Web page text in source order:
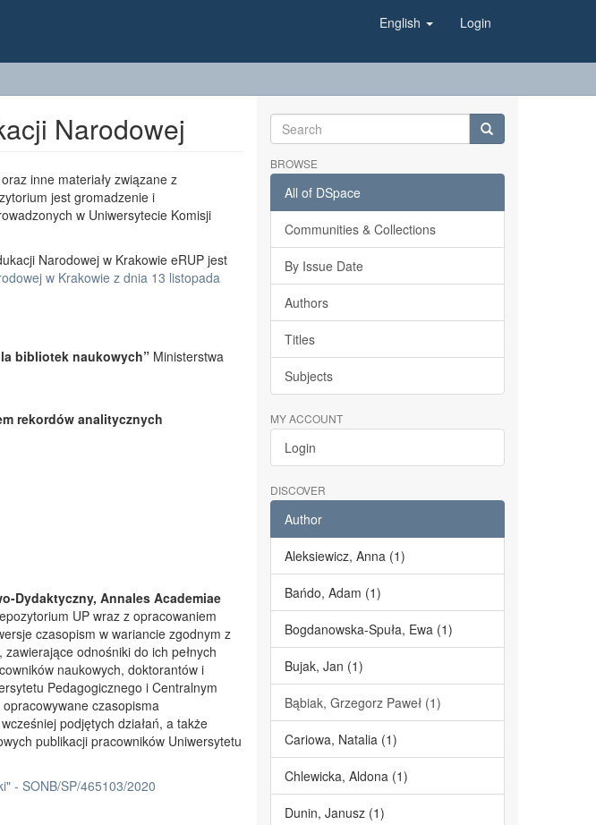
English Login
Narodowej
inne materiały związane z
jest gromadzenie i
w Uniwersytecie Komisji
Narodowej w Krakowie eRUP jest
w Krakowie z dnia 13 listopada
bibliotek naukowych” Ministerstwa
rekordów analitycznych
Dydaktyczny, Annales Academiae
UP wraz z opracowaniem
czasopism w wariancie zgodnym z
odnośniki do ich pełnych
naukowych, doktorantów i
Pedagogicznego i Centralnym
czasopisma
podjętych działań, a także
publikacji pracowników Uniwersytetu
- SONB/SP/465103/2020
BROWSE
All of DSpace
Communities & Collections
By Issue Date
Authors
Titles
Subjects
MY ACCOUNT
Login
DISCOVER
Author
Aleksiewicz, Anna (1)
Bańdo, Adam (1)
Bogdanowska-Spuła, Ewa (1)
Bujak, Jan (1)
Bąbiak, Grzegorz Paweł (1)
Cariowa, Natalia (1)
Chlewicka, Aldona (1)
Dunin, Janusz (1)